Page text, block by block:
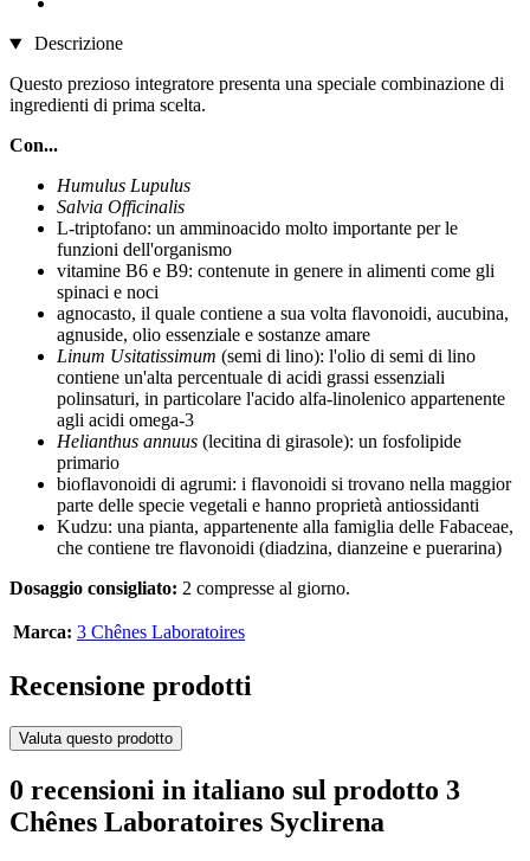
Descrizione
Questo prezioso integratore presenta una speciale combinazione di
ingredienti di prima scelta.
Con...
Humulus Lupulus
Salvia Officinalis
L-triptofano: un amminoacido molto importante per le
funzioni dell'organismo
vitamine B6 e B9: contenute in genere in alimenti come gli
spinaci e noci
agnocasto, il quale contiene a sua volta flavonoidi, aucubina,
agnuside, olio essenziale e sostanze amare
Linum Usitatissimum (semi di lino): l'olio di semi di lino
contiene un'alta percentuale di acidi grassi essenziali
polinsaturi, in particolare l'acido alfa-linolenico appartenente
agli acidi omega-3
Helianthus annuus (lecitina di girasole): un fosfolipide
primario
bioflavonoidi di agrumi: i flavonoidi si trovano nella maggior
parte delle specie vegetali e hanno proprietà antiossidanti
Kudzu: una pianta, appartenente alla famiglia delle Fabaceae,
che contiene tre flavonoidi (diadzina, dianzeine e puerarina)
Dosaggio consigliato: 2 compresse al giorno.
Marca: 3 Chênes Laboratoires
Recensione prodotti
Valuta questo prodotto
0 recensioni in italiano sul prodotto 3
Chênes Laboratoires Syclirena